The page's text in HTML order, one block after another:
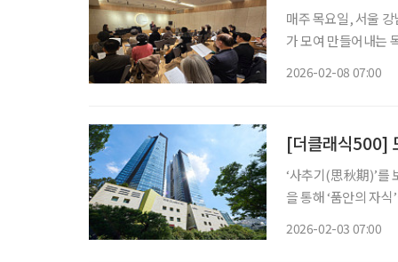
매주 목요일, 서울
가 모여 만들어내는
2026-02-08 07:00
[더클래식500]
‘사추기(思秋期)’를
을 통해 ‘품안의 자
2026-02-03 07:00